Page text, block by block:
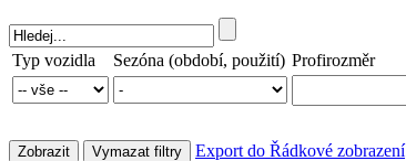
Typ vozidla Sezóna (období, použití) Profirozměr
Zobrazit Vymazat filtry Export do Řádkové zobrazení